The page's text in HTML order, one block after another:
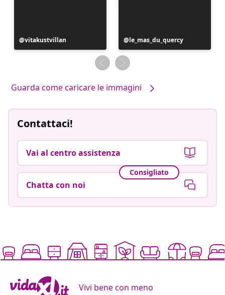
Post
pubblicato
vitakustvillan
Post
pubblicato
da
le_mas_du_quercy
Guarda come caricare le immagini
Contattaci!
Vai al centro assistenza
Consigliato
Chatta con noi
Vivi bene con meno